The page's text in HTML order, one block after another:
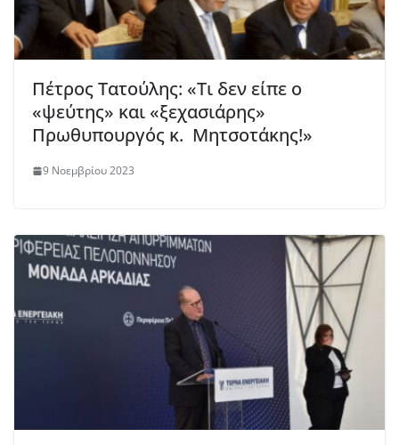
Πέτρος Τατούλης: «Τι δεν είπε ο
«ψεύτης» και «ξεχασιάρης»
Πρωθυπουργός κ. Μητσοτάκης!»
9 Νοεμβρίου 2023